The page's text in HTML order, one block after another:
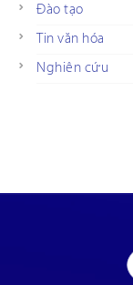
Đào tạo
Tin văn hóa
Nghiên cứu